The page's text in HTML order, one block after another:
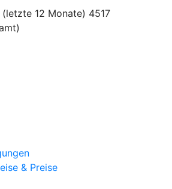
12 Monate) 4517
& Preise